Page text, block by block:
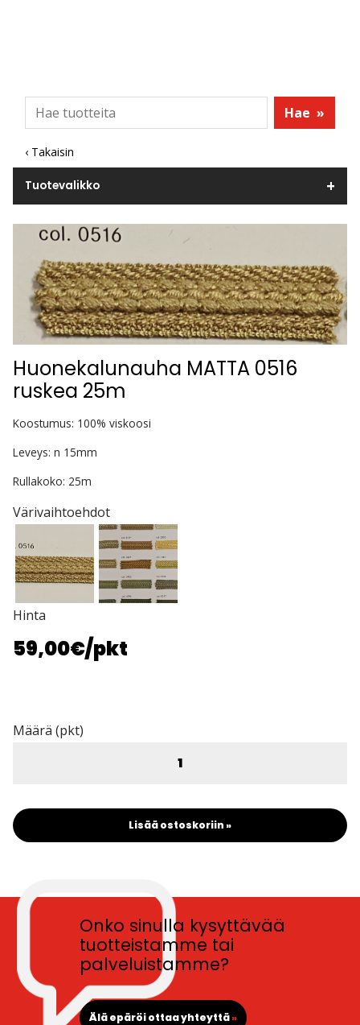
Hae »
‹ Takaisin
Tuotevalikko
Huonekalunauha MATTA 0516
ruskea 25m
Koostumus: 100% viskoosi
Leveys: n 15mm
Rullakoko: 25m
Värivaihtoehdot
Hinta
59,00€/pkt
Määrä (pkt)
Lisää ostoskoriin »
Onko sinulla kysyttävää
tuotteistamme tai
palveluistamme?
Älä epäröi ottaa yhteyttä»